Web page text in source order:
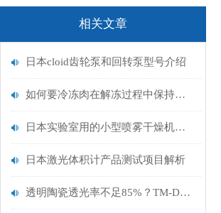
相关文章
日本cloid齿轮泵和回转泵型号介绍
如何要冷冻肉在解冻过程中保持鲜度-日本vinita高频解冻机
日本实验室用的小型喷雾干燥机技术
日本激光体积计产品测试项目解析
透明陶瓷透光率不足85%？TM-DAR级高纯氧化铝粉重新定义光学性能天花板